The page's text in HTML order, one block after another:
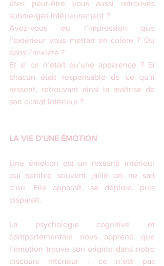
êtes peut-être vous aussi retrouvés
submergés intérieurement ?
Avez-vous eu l’impression que
l’extérieur vous mettait en colère ? Ou
dans l’anxiété ?
Et si ce n’était qu’une apparence ? Si
chacun était responsable de ce qu’il
ressent, retrouvant ainsi la maîtrise de
son climat intérieur ?
LA VIE D’UNE ÉMOTION
Une émotion est un ressenti intérieur
qui semble souvent jaillir on ne sait
d’où. Elle apparaît, se déploie, puis
disparaît.
La psychologie cognitive et
comportementale nous apprend que
l’émotion trouve son origine dans notre
discours intérieur : ce n’est pas